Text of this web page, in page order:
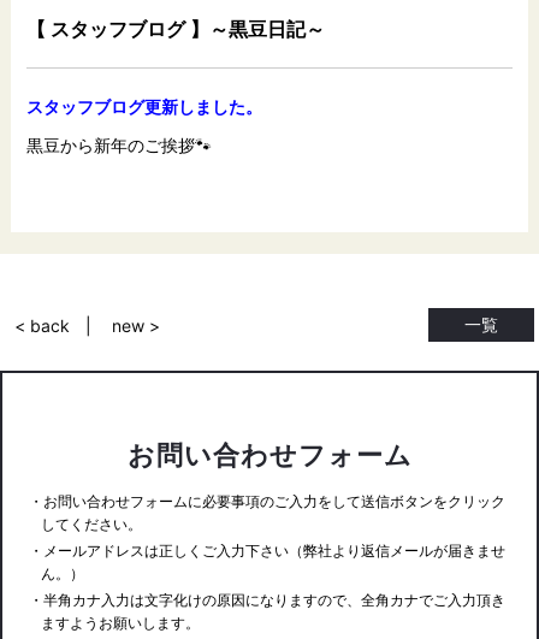
【 スタッフブログ 】～黒豆日記～
スタッフブログ更新しました。
黒豆から新年のご挨拶🐾
一覧
< back new >
お問い合わせフォーム
・お問い合わせフォームに必要事項のご入力をして送信ボタンをクリック
してください。
・メールアドレスは正しくご入力下さい（弊社より返信メールが届きませ
ん。）
・半角カナ入力は文字化けの原因になりますので、全角カナでご入力頂き
ますようお願いします。